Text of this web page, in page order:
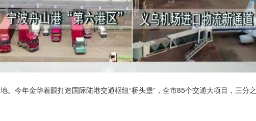
。今年金华着眼打造国际陆港交通枢纽“桥头堡”，全市85个交通大项目，三分之